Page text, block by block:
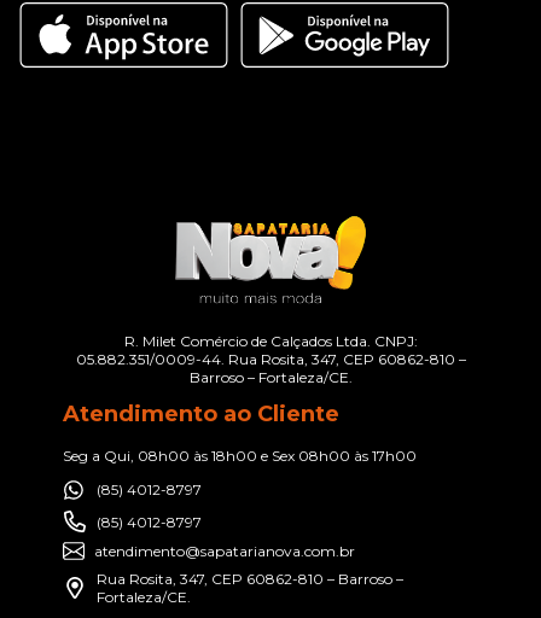
R. Milet Comércio de Calçados Ltda. CNPJ:
05.882.351/0009-44. Rua Rosita, 347, CEP 60862-810 –
Barroso – Fortaleza/CE.
Atendimento ao Cliente
Seg a Qui, 08h00 às 18h00 e Sex 08h00 às 17h00
(85) 4012-8797
(85) 4012-8797
atendimento@sapatarianova.com.br
Rua Rosita, 347, CEP 60862-810 – Barroso –
Fortaleza/CE.